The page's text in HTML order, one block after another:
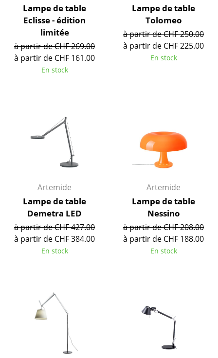
Chariots & Dessertes
Pièces détachées
... voir toutes les tables
Rangements
Bibliothèques
Étagères murales
Buffets & Commodes
Caissons roulants et Meubles d’appoint
Meubles de bar
Garde-robes
Petits rangements
... voir tous les rangements
Luminaires
Suspensions & Plafonniers
Lampes de table
Lampe de table
Eclisse - édition
limitée
à partir de CHF 269.00
à partir de CHF 161.00
En stock
Lampe de table
Tolomeo
à partir de CHF 250.00
à partir de CHF 225.00
En stock
Artemide
Lampe de table
Demetra LED
à partir de CHF 427.00
à partir de CHF 384.00
En stock
Artemide
Lampe de table
Nessino
à partir de CHF 208.00
à partir de CHF 188.00
En stock